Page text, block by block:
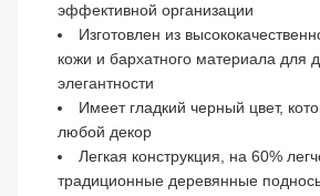
эффективной организации
Изготовлен из
кожи и бархатного материала для
элегантности
Имеет гладкий черный цвет,
любой декор
Легкая конструкция, на 60%
традиционные деревянные